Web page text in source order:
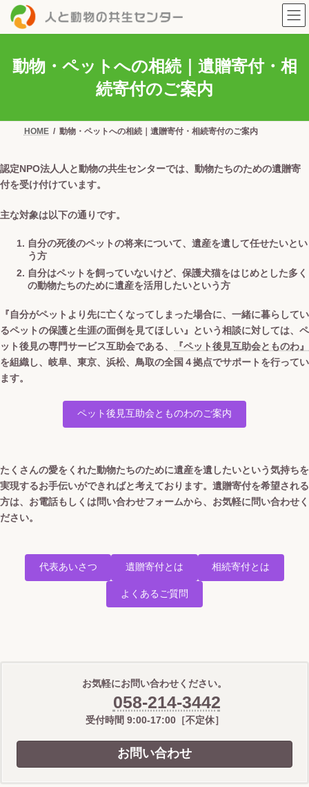
動物・ペットへの相続｜遺贈寄付・相
続寄付のご案内
HOME 動物・ペットへの相続｜遺贈寄付・相続寄付のご案内
認定NPO法人人と動物の共生センターでは、動物たちのための遺贈寄
付を受け付けています。
主な対象は以下の通りです。
自分の死後のペットの将来について、遺産を遺して任せたいとい
う方
自分はペットを飼っていないけど、保護犬猫をはじめとした多く
の動物たちのために遺産を活用したいという方
『自分がペットより先に亡くなってしまった場合に、一緒に暮らしてい
るペットの保護と生涯の面倒を見てほしい』という相談に対しては、ペ
ット後見の専門サービス互助会である、
『ペット後見互助会とものわ』
を組織し、岐阜、東京、浜松、鳥取の全国４拠点でサポートを行ってい
ます。
ペット後見互助会とものわのご案内
たくさんの愛をくれた動物たちのために遺産を遺したいという気持ちを
実現するお手伝いができればと考えております。遺贈寄付を希望される
方は、お電話もしくは問い合わせフォームから、お気軽に問い合わせく
ださい。
代表あいさつ 遺贈寄付とは 相続寄付とは
よくあるご質問
お気軽にお問い合わせください。
058-214-3442
受付時間 9:00-17:00［不定休］
お問い合わせ